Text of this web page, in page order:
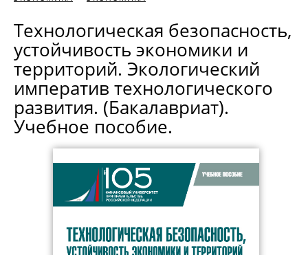
Технологическая безопасность,
устойчивость экономики и
территорий. Экологический
императив технологического
развития. (Бакалавриат).
Учебное пособие.